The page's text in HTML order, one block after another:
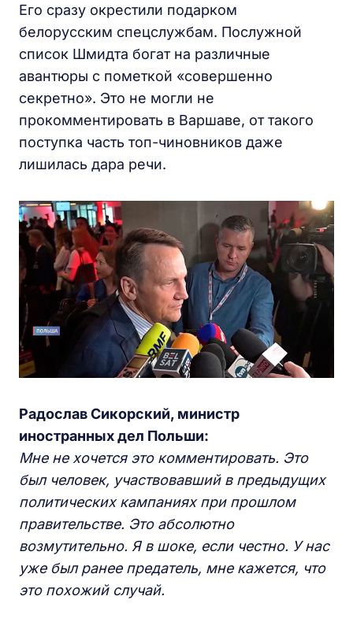
Его сразу окрестили подарком
белорусским спецслужбам. Послужной
список Шмидта богат на различные
авантюры с пометкой «совершенно
секретно». Это не могли не
прокомментировать в Варшаве, от такого
поступка часть топ-чиновников даже
лишилась дара речи.
Радослав Сикорский, министр
иностранных дел Польши:
Мне не хочется это комментировать. Это
был человек, участвовавший в предыдущих
политических кампаниях при прошлом
правительстве. Это абсолютно
возмутительно. Я в шоке, если честно. У нас
уже был ранее предатель, мне кажется, что
это похожий случай.